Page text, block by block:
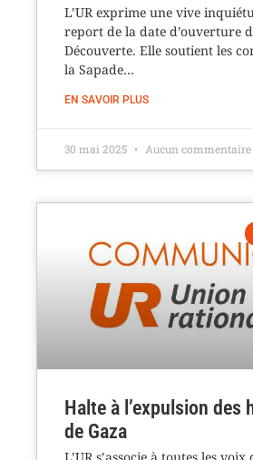
L’UR exprime une vive
report de la date d’ouverture
Découverte. Elle soutient les
la Sapade…
EN SAVOIR PLUS
30 mai 2025 Aucun commentaire
Halte à l’expulsion des
de Gaza